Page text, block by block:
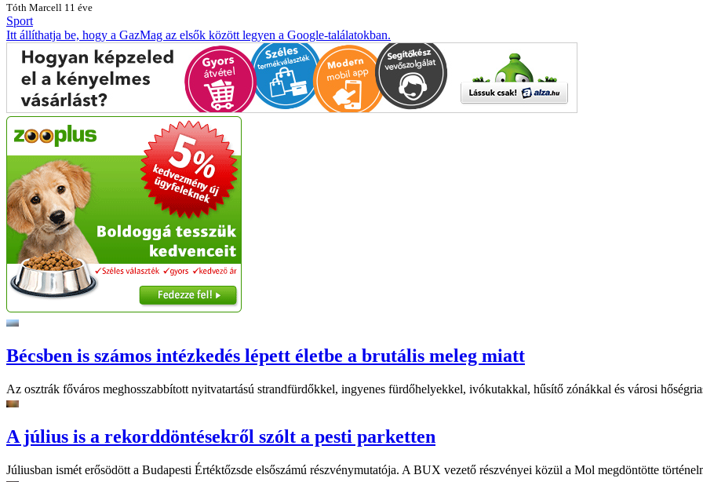
Tóth Marcell 11 éve
Sport
Itt állíthatja be, hogy a GazMag az elsők között legyen a Google-találatokban.
Bécsben is számos intézkedés lépett életbe a brutális meleg miatt
Az osztrák főváros meghosszabbított nyitvatartású strandfürdőkkel, ingyenes fürdőhelyekkel, ivókutakkal, hűsítő zónákkal és városi
A július is a rekorddöntésekről szólt a pesti parketten
Júliusban ismét erősödött a Budapesti Értéktőzsde elsőszámú részvénymutatója. A BUX vezető részvényei közül a Mol megdöntötte